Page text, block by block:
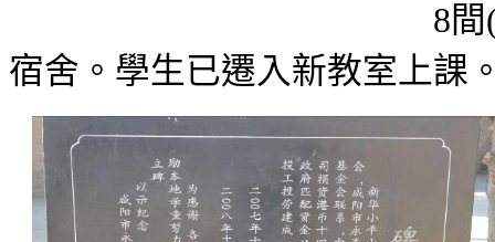
8間
宿舍。學生已遷入新教室上課